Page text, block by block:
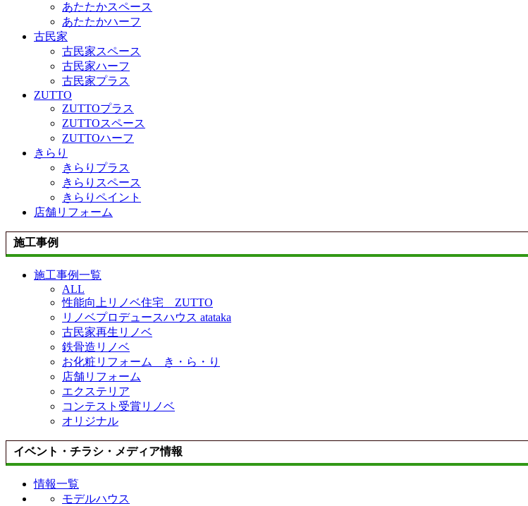
あたたかスペース
あたたかハーフ
古民家
古民家スペース
古民家ハーフ
古民家プラス
ZUTTO
ZUTTOプラス
ZUTTOスペース
ZUTTOハーフ
きらり
きらりプラス
きらりスペース
きらりペイント
店舗リフォーム
施工事例
施工事例一覧
ALL
性能向上リノベ住宅 ZUTTO
リノベプロデュースハウス atataka
古民家再生リノベ
鉄骨造リノベ
お化粧リフォーム き・ら・り
店舗リフォーム
エクステリア
コンテスト受賞リノベ
オリジナル
イベント・チラシ・メディア情報
情報一覧
モデルハウス